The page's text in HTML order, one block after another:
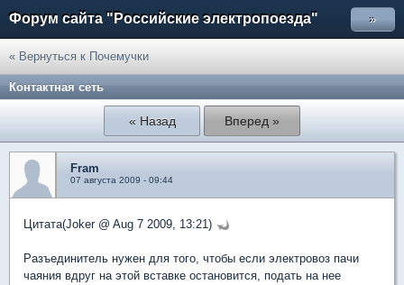
Форум сайта "Российские электропоезда" »
« Вернуться к Почемучки
Контактная сеть
« Назад Вперед »
Fram
07 августа 2009 - 09:44
Цитата(Joker @ Aug 7 2009, 13:21)
Разъединитель нужен для того, чтобы если электровоз пачи
чаяния вдруг на этой вставке остановится, подать на нее